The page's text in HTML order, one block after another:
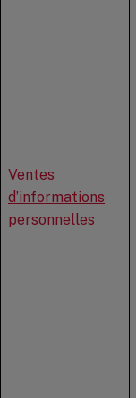
Ventes
d’informations
personnelles